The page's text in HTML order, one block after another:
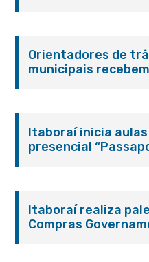
Orientadores de
municipais
Itaboraí inicia
presencial
Itaboraí realiza
Compras